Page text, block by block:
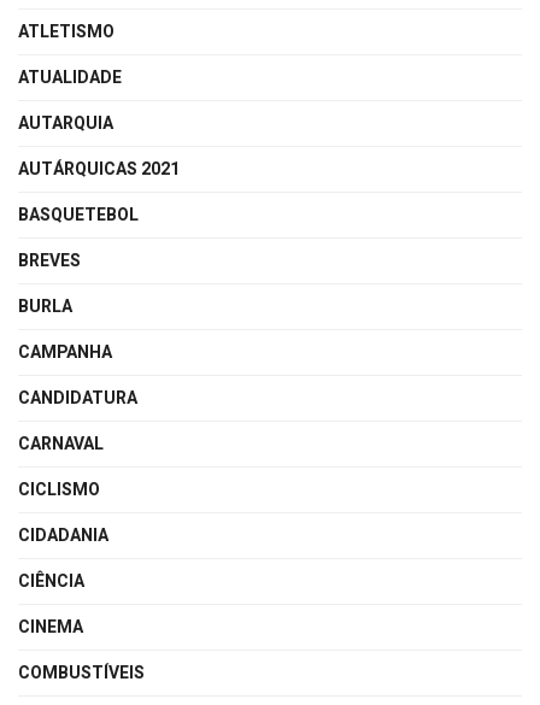
ATLETISMO
ATUALIDADE
AUTARQUIA
AUTÁRQUICAS 2021
BASQUETEBOL
BREVES
BURLA
CAMPANHA
CANDIDATURA
CARNAVAL
CICLISMO
CIDADANIA
CIÊNCIA
CINEMA
COMBUSTÍVEIS